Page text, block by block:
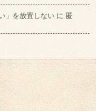
」を放置しない に 匿